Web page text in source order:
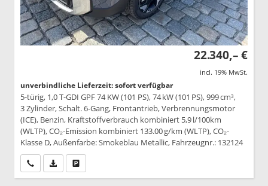
22.340,– €
incl. 19% MwSt.
unverbindliche Lieferzeit: sofort verfügbar
5-türig, 1,0 T-GDI GPF 74 KW (101 PS), 74 kW (101 PS), 999 cm³,
3 Zylinder, Schalt. 6-Gang, Frontantrieb, Verbrennungsmotor
(ICE), Benzin, Kraftstoffverbrauch kombiniert 5,9 l/100km
(WLTP), CO₂-Emission kombiniert 133.00 g/km (WLTP), CO₂-
Klasse D, Außenfarbe: Smokeblau Metallic, Fahrzeugnr.: 132124
Wir rufen Sie anPDF-Datei, Fahrzeugexposé drucken